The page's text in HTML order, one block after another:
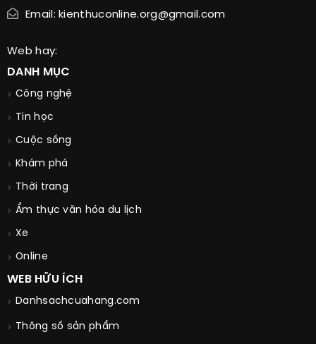
Email: kienthuconline.org@gmail.com
Web hay:
DANH MỤC
Công nghệ
Tin học
Cuộc sống
Khám phá
Thời trang
Ẩm thực văn hóa du lịch
Xe
Online
WEB HỮU ÍCH
Danhsachcuahang.com
Thông số sản phẩm